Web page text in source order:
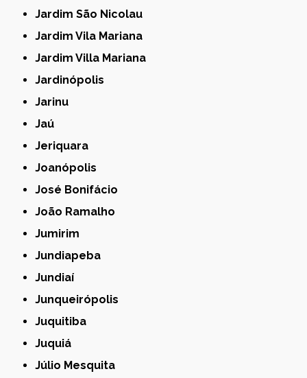
Jardim São Nicolau
Jardim Vila Mariana
Jardim Villa Mariana
Jardinópolis
Jarinu
Jaú
Jeriquara
Joanópolis
José Bonifácio
João Ramalho
Jumirim
Jundiapeba
Jundiaí
Junqueirópolis
Juquitiba
Juquiá
Júlio Mesquita